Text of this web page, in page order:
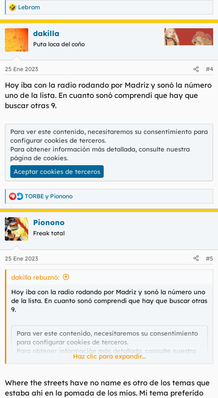
R
e
a
c
c
i
e
:
Lebrom
dakilla
Puta loca del coño
25 Ene 2023 #4
Hoy iba con la radio rodando por Madriz y sonó la número
uno de la lista. En cuanto sonó comprendí que hay que
buscar otras 9.
Para ver este contenido, necesitaremos su consentimiento para
configurar cookies de terceros.
Para obtener información más detallada, consulte nuestra
página de cookies.
Aceptar cookies de terceros
R
e
a
c
c
i
e
s
TORBE y Pionono
Pionono
Freak total
25 Ene 2023 #5
dakilla rebuznó:
Hoy iba con la radio rodando por Madriz y sonó la número uno
de la lista. En cuanto sonó comprendí que hay que buscar otras
9.
Para ver este contenido, necesitaremos su consentimiento
para configurar cookies de terceros.
Para obtener información más detallada, consulte nuestra
.Haz clic para expandir...
Where the streets have no name es otro de los temas que
estaba ahí en la pomada de los míos. Mi tema preferido